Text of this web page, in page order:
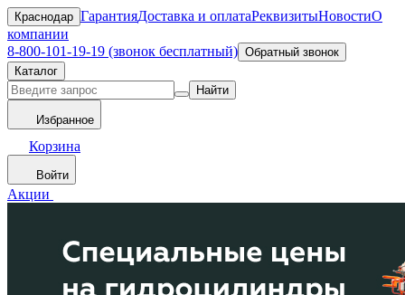
Краснодар ГарантияДоставка и оплатаРеквизитыНовостиО
компании
8-800-101-19-19 (звонок бесплатный) Обратный звонок
Каталог
Найти
Избранное
Корзина
Войти
Акции